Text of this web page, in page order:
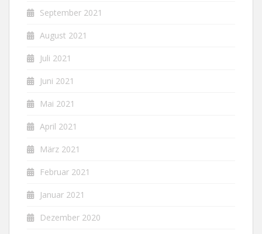
September 2021
August 2021
Juli 2021
Juni 2021
Mai 2021
April 2021
März 2021
Februar 2021
Januar 2021
Dezember 2020